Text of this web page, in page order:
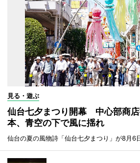
見る・遊ぶ
仙台七夕まつり開幕 中心部商
本、青空の下で風に揺れ
仙台の夏の風物詩「仙台七夕まつり」が8月6